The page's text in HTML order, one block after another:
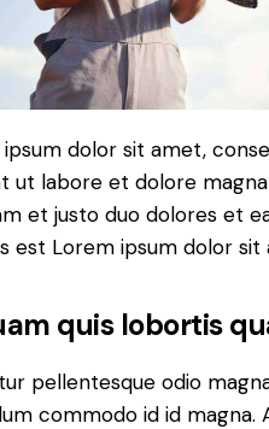
dolor sit amet,
ut labore et dolore
et justo duo dolores et
est Lorem ipsum dolor sit
quis lobortis
pellentesque odio
commodo id id magna.